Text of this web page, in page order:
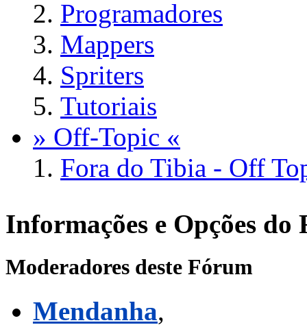
Programadores
Mappers
Spriters
Tutoriais
» Off-Topic «
Fora do Tibia - Off
Informações e Opções do
Moderadores deste Fórum
Mendanha,